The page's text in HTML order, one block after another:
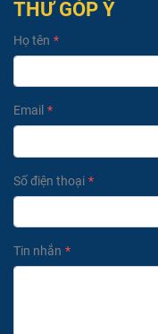
Hỗ trợ kỹ thuật tận
nghệ trực tiếp tại
bơm...) để không
THƯ GÓP Ý
Họ tên
Email
Số điện thoại
Tin nhắn